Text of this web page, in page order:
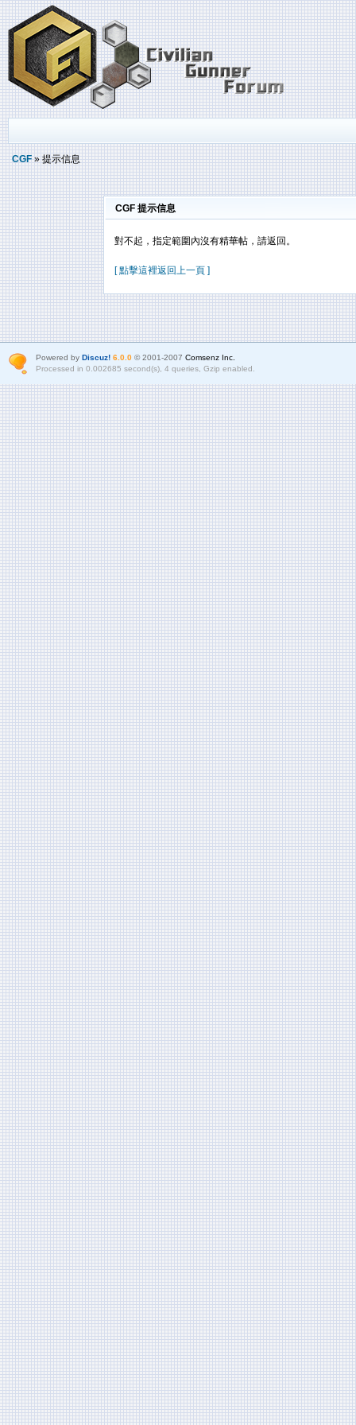
CGF» 提示信息
CGF 提示信息
對不起，指定範圍內沒有精華帖，請返回。
[ 點擊這裡返回上一頁 ]
Powered by Discuz! 6.0.0© 2001-2007 Comsenz Inc.
Processed in 0.002685 second(s), 4 queries, Gzip enabled.